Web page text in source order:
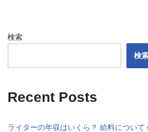
検索
検
Recent Posts
ライターの年収はいくら？ 給料について